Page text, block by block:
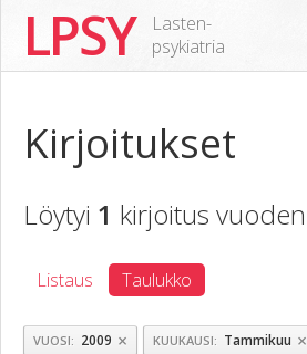
LPSY
Lasten-
psykiatria
Kirjoitukset
Löytyi 1 kirjoitus vuoden
Listaus Taulukko
VUOSI 2009 × KUUKAUSI Tammikuu ×